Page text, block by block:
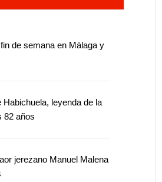
de semana en Málaga y
Habichuela, leyenda de la
82 años
jerezano Manuel Malena